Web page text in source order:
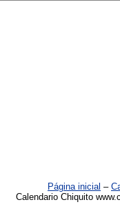
Página inicial –
Calendario Chiquito